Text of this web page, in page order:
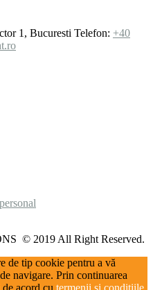
1, Bucuresti Telefon: +40
© 2019 All Right Reserved.
de tip cookie pentru a vă
navigare. Prin continuarea
acord cu termenii și condițiile